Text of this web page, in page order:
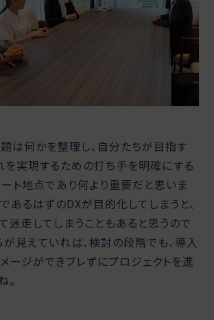
は何かを整理し、自分たちが目指す
を実現するための打ち手を明確にする
ート地点であり何より重要だと思いま
あるはずのDXが目的化してしまうと、
迷走してしまうこともあると思うので
が見えていれば、検討の段階でも、導入
ージができブレずにプロジェクトを進
。